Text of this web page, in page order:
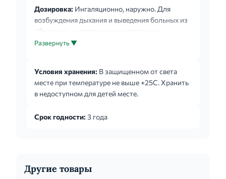
Дозировка: Ингаляционно, наружно. Для
возбуждения дыхания и выведения больных из
обморока – ингаляционно: осторожно
подносят небольшой кусочек ваты или марли,
используют для дезинфекции кожи рук по
методу С. И. Спасокукоцкого и И. Г. Кочергина
(для приготовления раствора 25 мл аммиака
укусах насекомых применяют в виде примочек.
Развернуть ▼
Условия хранения: В защищенном от света
месте при температуре не выше +25С. Хранить
в недоступном для детей месте.
Срок годности: 3 года
Другие товары